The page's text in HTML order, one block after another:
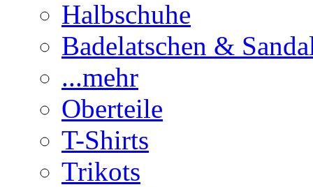
Halbschuhe
Badelatschen &
...mehr
Oberteile
T-Shirts
Trikots